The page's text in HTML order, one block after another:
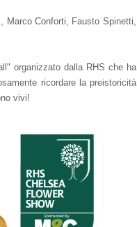
Marco Conforti, Fausto Spinetti,
organizzato dalla RHS che ha
ricordare la preistoricità
vivi!